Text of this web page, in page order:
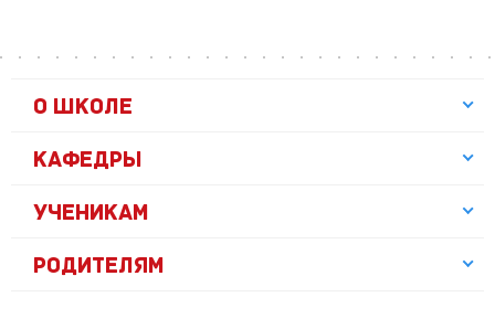
О ШКОЛЕ
КАФЕДРЫ
УЧЕНИКАМ
РОДИТЕЛЯМ